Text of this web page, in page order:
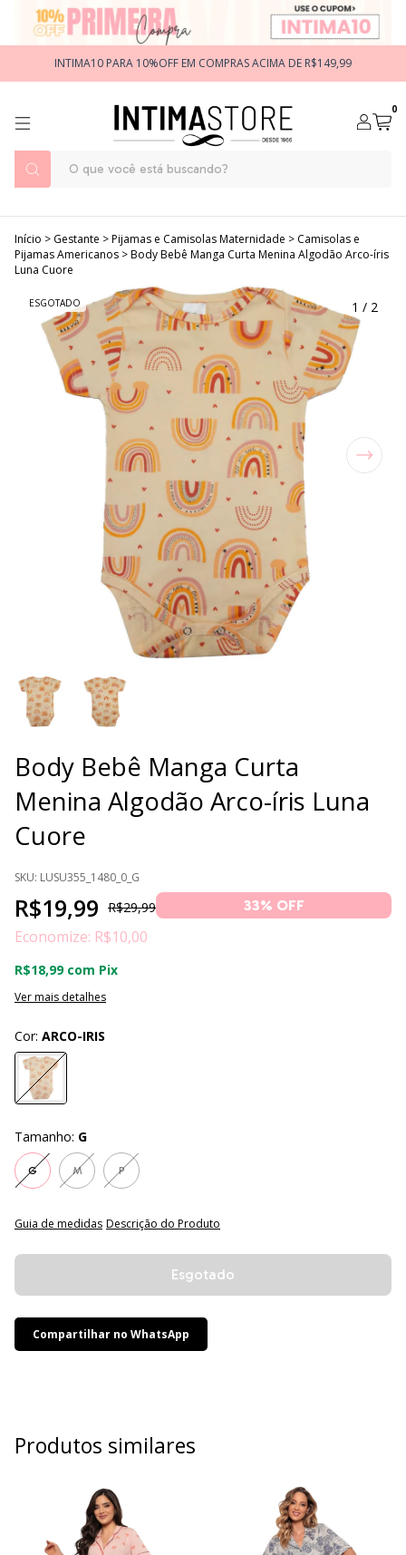
INTIMA10 PARA 10%OFF EM COMPRAS ACIMA DE R$149,99
0
Início > Gestante >Pijamas e Camisolas Maternidade > Camisolas e
Pijamas Americanos >Body Bebê Manga Curta Menina Algodão Arco-íris
Luna Cuore
ESGOTADO 1 / 2
Body Bebê Manga Curta
Menina Algodão Arco-íris Luna
Cuore
SKU: LUSU355_1480_0_G
R$19,99 R$29,99 33% OFF
Economize: R$10,00
R$18,99 com Pix
Ver mais detalhes
Cor: ARCO-IRIS
Tamanho: G
G M P
Guia de medidas Descrição do Produto
Compartilhar no WhatsApp
Produtos similares